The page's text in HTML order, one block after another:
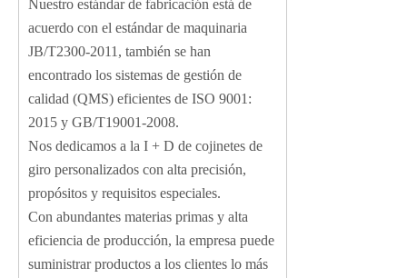
Nuestro estándar de fabricación está de
acuerdo con el estándar de maquinaria
JB/T2300-2011, también se han
encontrado los sistemas de gestión de
calidad (QMS) eficientes de ISO 9001:
2015 y GB/T19001-2008.
Nos dedicamos a la I + D de cojinetes de
giro personalizados con alta precisión,
propósitos y requisitos especiales.
Con abundantes materias primas y alta
eficiencia de producción, la empresa puede
suministrar productos a los clientes lo más